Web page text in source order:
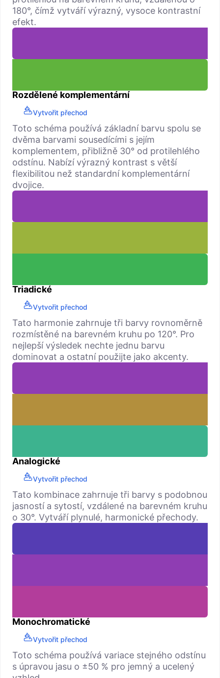
180°, čímž vytváří výrazný, vysoce kontrastní
efekt.
Rozdělené komplementární
Vytvořit přechod
Toto schéma používá základní barvu spolu se
dvěma barvami sousedícími s jejím
komplementem, přibližně 30° od protilehlého
odstínu. Nabízí výrazný kontrast s větší
flexibilitou než standardní komplementární
dvojice.
Triadické
Vytvořit přechod
Tato harmonie zahrnuje tři barvy rovnoměrně
rozmístěné na barevném kruhu po 120°. Pro
nejlepší výsledek nechte jednu barvu
dominovat a ostatní použijte jako akcenty.
Analogické
Vytvořit přechod
Tato kombinace zahrnuje tři barvy s podobnou
jasností a sytostí, vzdálené na barevném kruhu
o 30°. Vytváří plynulé, harmonické přechody.
Monochromatické
Vytvořit přechod
Toto schéma používá variace stejného odstínu
s úpravou jasu o ±50 % pro jemný a ucelený